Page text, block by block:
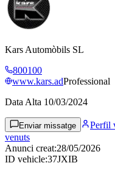
Kars Automòbils SL
800100
www.kars.adProfessional
Data Alta 10/03/2024
Enviar missatge Perfil
venuts
Anunci creat:28/05/2026
ID vehicle:37JXIB